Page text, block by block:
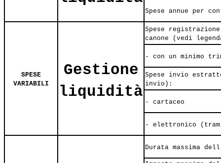
Spese annue per
SPESE
VARIABILI
Gestione
liquidità
Spese
canone (vedi
- con un minimo
Spese invio
invio):
- cartaceo
- elettronico
Durata massima